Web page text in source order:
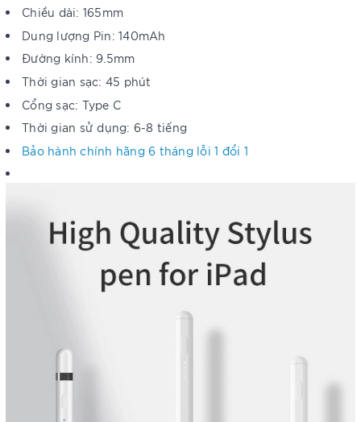
Chiều dài: 165mm
Dung lượng Pin: 140mAh
Đường kính: 9.5mm
Thời gian sạc: 45 phút
Cổng sạc: Type C
Thời gian sử dụng: 6-8 tiếng
Bảo hành chính hãng 6 tháng lỗi 1 đổi 1